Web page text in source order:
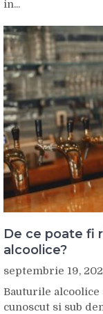
in...
De ce poate fi
alcoolice?
septembrie 19,
Bauturile
cunoscut si sub